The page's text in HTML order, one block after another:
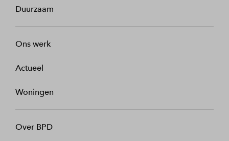
Duurzaam
Ons werk
Actueel
Woningen
Over BPD